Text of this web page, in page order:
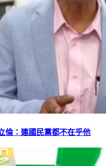
倫：連國民黨都不在乎他